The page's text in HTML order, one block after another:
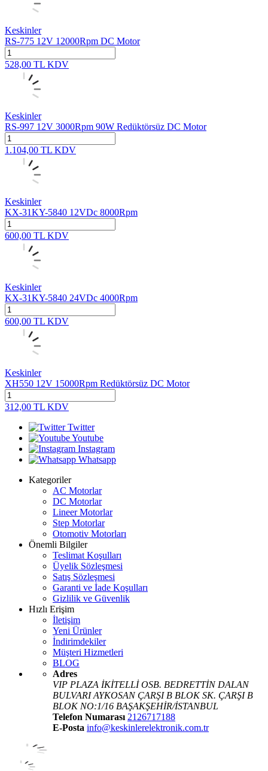
Keskinler
RS-775 12V 12000Rpm DC Motor
528,00 TL KDV
Keskinler
RS-997 12V 3000Rpm 90W Redüktörsüz DC Motor
1.104,00 TL KDV
Keskinler
KX-31KY-5840 12VDc 8000Rpm
600,00 TL KDV
Keskinler
KX-31KY-5840 24VDc 4000Rpm
600,00 TL KDV
Keskinler
XH550 12V 15000Rpm Redüktörsüz DC Motor
312,00 TL KDV
Twitter
Youtube
Instagram
Whatsapp
Kategoriler
AC Motorlar
DC Motorlar
Lineer Motorlar
Step Motorlar
Otomotiv Motorları
Önemli Bilgiler
Teslimat Koşulları
Üyelik Sözleşmesi
Satış Sözleşmesi
Garanti ve İade Koşulları
Gizlilik ve Güvenlik
Hızlı Erişim
İletişim
Yeni Ürünler
İndirimdekiler
Müşteri Hizmetleri
BLOG
Adres
VIP PLAZA İKİTELLİ OSB. BEDRETTİN DALAN
BULVARI AYKOSAN ÇARŞI B BLOK SK. ÇARŞI B
BLOK NO:1/16 BAŞAKŞEHİR/İSTANBUL
Telefon Numarası 2126717188
E-Posta info@keskinlerelektronik.com.tr